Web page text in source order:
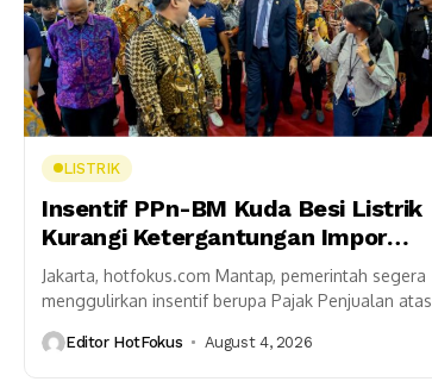
LISTRIK
Insentif PPn-BM Kuda Besi Listrik
Kurangi Ketergantungan Impor
Minyak
Jakarta, hotfokus.com Mantap, pemerintah segera
menggulirkan insentif berupa Pajak Penjualan atas
kuda besi listrik. Selain memacu produksi,...
Editor HotFokus August 4, 2026